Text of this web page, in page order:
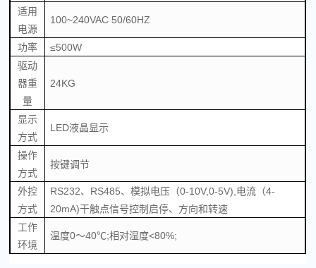
适用
电源
100~240VAC 50/60HZ
功率
≤500W
驱动
器重
量
24KG
显示
方式
LED液晶显示
操作
方式
按键调节
外控
方式
RS232、RS485、模拟电压（0-10V,0-5V),电流（4-
20mA)干触点信号控制启停、方向和转速
工作
环境
温度0～40℃;相对湿度<80%;